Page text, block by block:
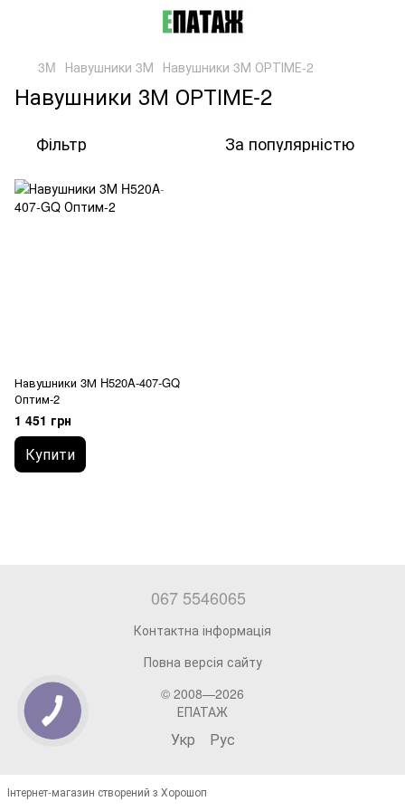
3M Навушники 3М Навушники 3М ОРТІМЕ-2
Навушники 3М ОРТІМЕ-2
Фільтр За популярністю
Навушники 3М H520A-407-GQ
Оптим-2
1 451 грн
Купити
067 5546065
Контактна інформація
Повна версія сайту
© 2008—2026
ЕПАТАЖ
Укр Рус
Інтернет-магазин створений з Хорошоп